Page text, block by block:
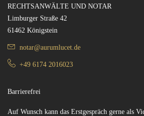
RECHTSANWÄLTE UND NOTAR
Limburger Straße 42
61462 Königstein
notar@aurumlucet.de
+49 6174 2016023
Barrierefrei
Auf Wunsch kann das Erstgespräch gerne als